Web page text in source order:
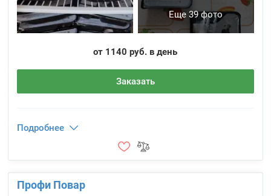
Еще 39 фото
от 1140 руб. в день
Заказать
Подробнее
Профи Повар